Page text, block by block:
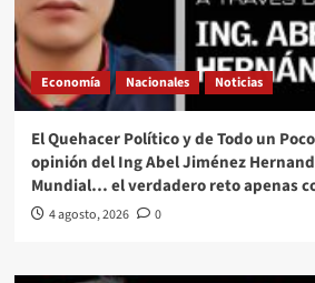
Economía Nacionales Noticias
El Quehacer Político y de Todo un
opinión del Ing Abel Jiménez
Mundial… el verdadero reto apenas
4 agosto, 2026 0